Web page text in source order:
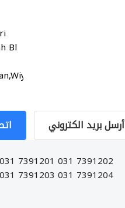
Bl
أرسل بريد الكتروني
031 7391201 031 7391202
031 7391203 031 7391204